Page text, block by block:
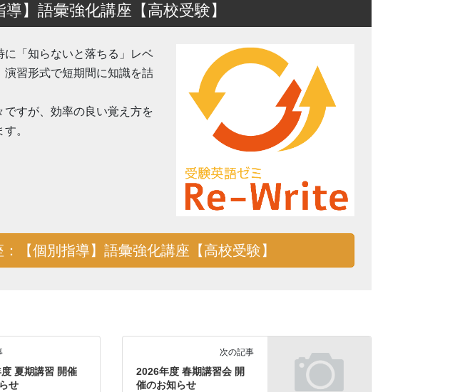
】語彙強化講座【高校受験】
「知らないと落ちる」レベ
演習形式で短期間に知識を詰
すが、効率の良い覚え方を
。
：【個別指導】語彙強化講座【高校受験】
夏期講習 開催
せ
次の記事
2026年度 春期講習会 開
催のお知らせ